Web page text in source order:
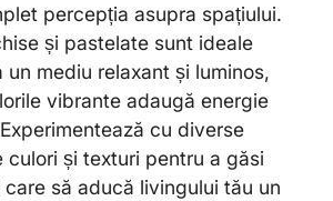
percepția asupra spațiului.
și pastelate sunt ideale
un mediu relaxant și luminos,
vibrante adaugă energie
cu diverse
culori și texturi pentru a găsi
să aducă livingului tău un